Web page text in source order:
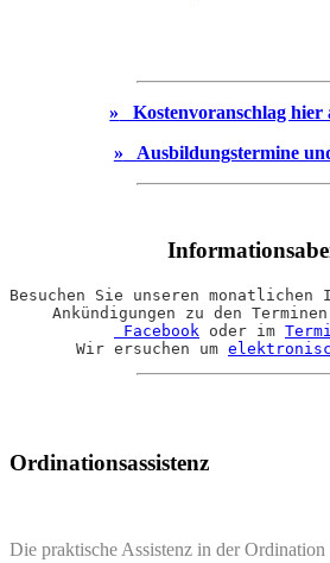
» Kostenvoranschlag hier
» Ausbildungstermine
Besuchen Sie unseren
Facebook oder im
Wir ersuchen um
Ordinationsassistenz
Die prak­ti­sche Assis­tenz in der